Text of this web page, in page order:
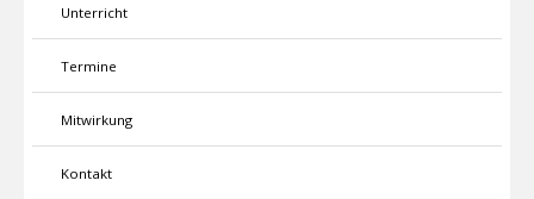
Unterricht
Termine
Mitwirkung
Kontakt